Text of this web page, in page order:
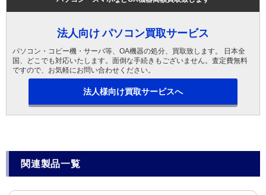
法人向け パソコン買取サービス
パソコン・コピー機・サーバ等、OA機器の処分、買取致します。 日本全
国、どこでも対応いたします。面倒な手続きもございません。査定費無料
ですので、お気軽にお問い合わせください。
法人様向け買取サービスへ
関連製品一覧